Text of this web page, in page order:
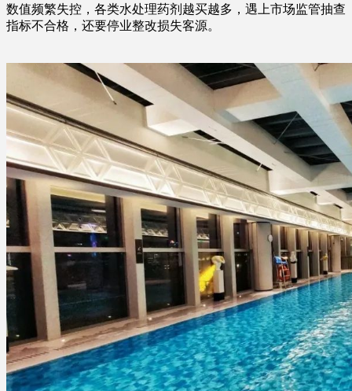
数值频繁失控，各类水处理药剂越买越多，遇上市场监管抽查
指标不合格，还要停业整改损失客源。